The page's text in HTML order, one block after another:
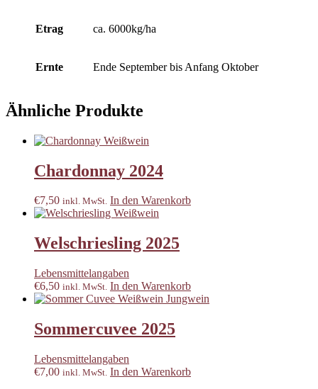
Etrag ca. 6000kg/ha
Ernte Ende September bis Anfang Oktober
Ähnliche Produkte
Chardonnay 2024
€7,50 inkl. MwSt. In den Warenkorb
Welschriesling 2025
Lebensmittelangaben
€6,50 inkl. MwSt. In den Warenkorb
Sommercuvee 2025
Lebensmittelangaben
€7,00 inkl. MwSt. In den Warenkorb